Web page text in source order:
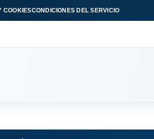
COOKIESCONDICIONES DEL SERVICIO